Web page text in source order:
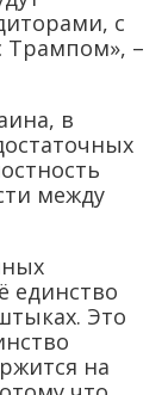
с
Трампом», –
в
между
единство
Это
на